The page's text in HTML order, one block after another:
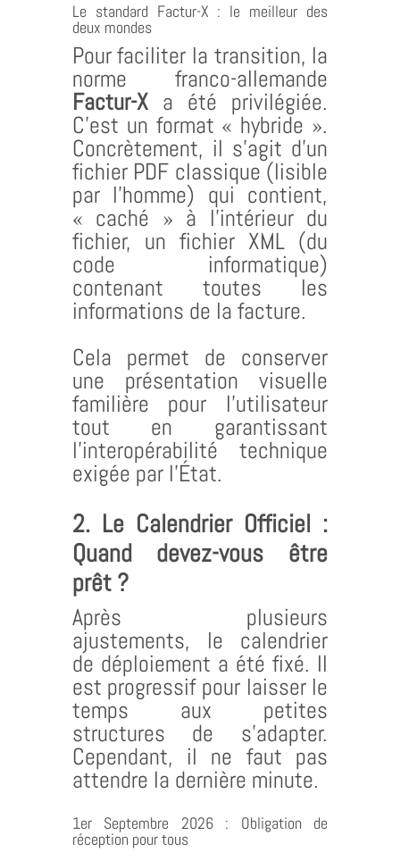
Le standard Factur-X : le meilleur des
deux mondes
Pour faciliter la transition, la
norme franco-allemande
Factur-Xa été privilégiée.
C’est un format « hybride ».
Concrètement, il s’agit d’un
fichier PDF classique (lisible
par l’homme) qui contient,
« caché » à l’intérieur du
fichier, un fichier XML (du
code informatique)
contenant toutes les
informations de la facture.
Cela permet de conserver
une présentation visuelle
familière pour l’utilisateur
tout en garantissant
l’interopérabilité technique
exigée par l’État.
2. Le Calendrier Officiel :
Quand devez-vous être
prêt ?
Après plusieurs
ajustements, le calendrier
de déploiement a été fixé. Il
est progressif pour laisser le
temps aux petites
structures de s’adapter.
Cependant, il ne faut pas
attendre la dernière minute.
1er Septembre 2026 : Obligation de
réception pour tous